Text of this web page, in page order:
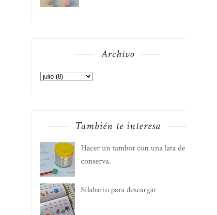
Archivo
También te interesa
Hacer un tambor con una lata de
conserva.
Silabario para descargar